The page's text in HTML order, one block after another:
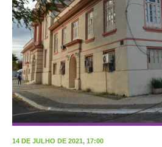
14 DE JULHO DE 2021, 17:00